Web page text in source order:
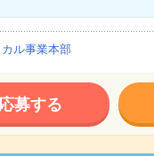
ル事業本部
応募する